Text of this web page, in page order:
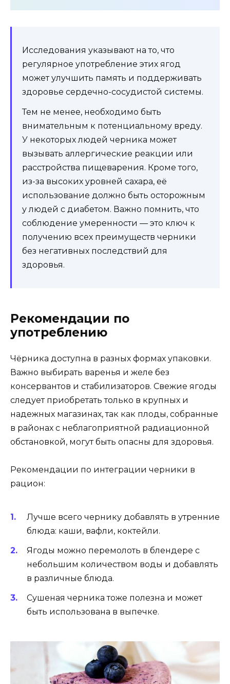
Исследования указывают на то, что
регулярное употребление этих ягод
может улучшить память и поддерживать
здоровье сердечно-сосудистой системы.
Тем не менее, необходимо быть
внимательным к потенциальному вреду.
У некоторых людей черника может
вызывать аллергические реакции или
расстройства пищеварения. Кроме того,
из-за высоких уровней сахара, её
использование должно быть осторожным
у людей с диабетом. Важно помнить, что
соблюдение умеренности — это ключ к
получению всех преимуществ черники
без негативных последствий для
здоровья.
Рекомендации по
употреблению
Чёрника доступна в разных формах упаковки.
Важно выбирать варенья и желе без
консервантов и стабилизаторов. Свежие ягоды
следует приобретать только в крупных и
надежных магазинах, так как плоды, собранные
в районах с неблагоприятной радиационной
обстановкой, могут быть опасны для здоровья.
Рекомендации по интеграции черники в
рацион:
Лучше всего чернику добавлять в утренние
блюда: каши, вафли, коктейли.
Ягоды можно перемолоть в блендере с
небольшим количеством воды и добавлять
в различные блюда.
Сушеная черника тоже полезна и может
быть использована в выпечке.